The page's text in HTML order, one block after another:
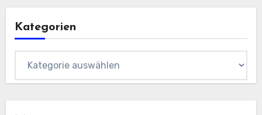
Kategorien